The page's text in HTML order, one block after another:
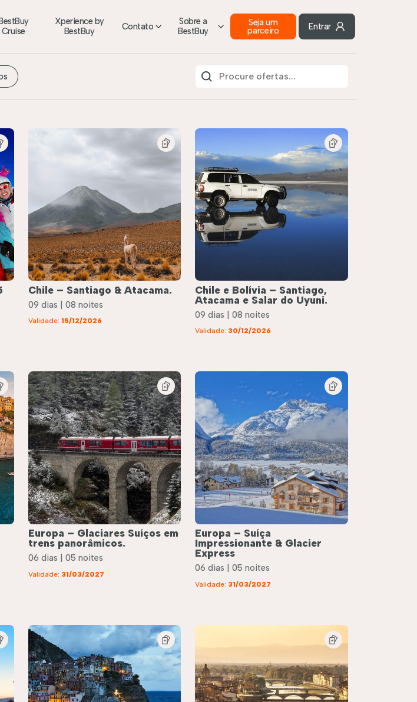
Cruise
Xperience by
BestBuy
Contato
Sobre a
BestBuy
Seja um
parceiro Entrar
Chile – Santiago & Atacama.
09 dias | 08 noites
Validade: 15/12/2026
Chile e Bolívia – Santiago,
Atacama e Salar do Uyuni.
09 dias | 08 noites
Validade: 30/12/2026
Europa – Glaciares Suíços em
trens panorâmicos.
06 dias | 05 noites
Validade: 31/03/2027
Europa – Suíça
Impressionante & Glacier
Express
06 dias | 05 noites
Validade: 31/03/2027